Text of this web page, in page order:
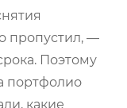
пропустил, —
Поэтому
портфолио
какие